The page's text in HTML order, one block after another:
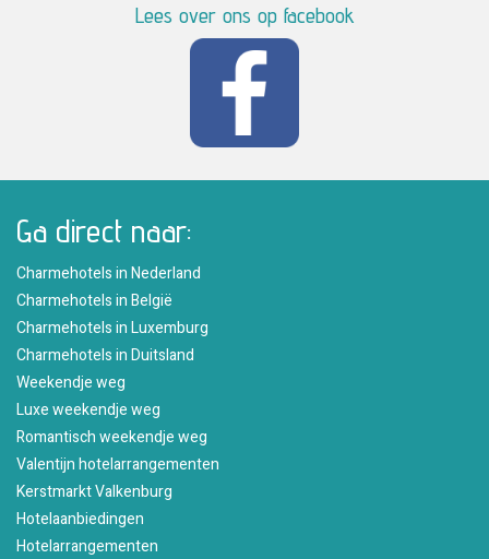
Lees over ons op facebook
Ga direct naar:
Charmehotels in Nederland
Charmehotels in België
Charmehotels in Luxemburg
Charmehotels in Duitsland
Weekendje weg
Luxe weekendje weg
Romantisch weekendje weg
Valentijn hotelarrangementen
Kerstmarkt Valkenburg
Hotelaanbiedingen
Hotelarrangementen